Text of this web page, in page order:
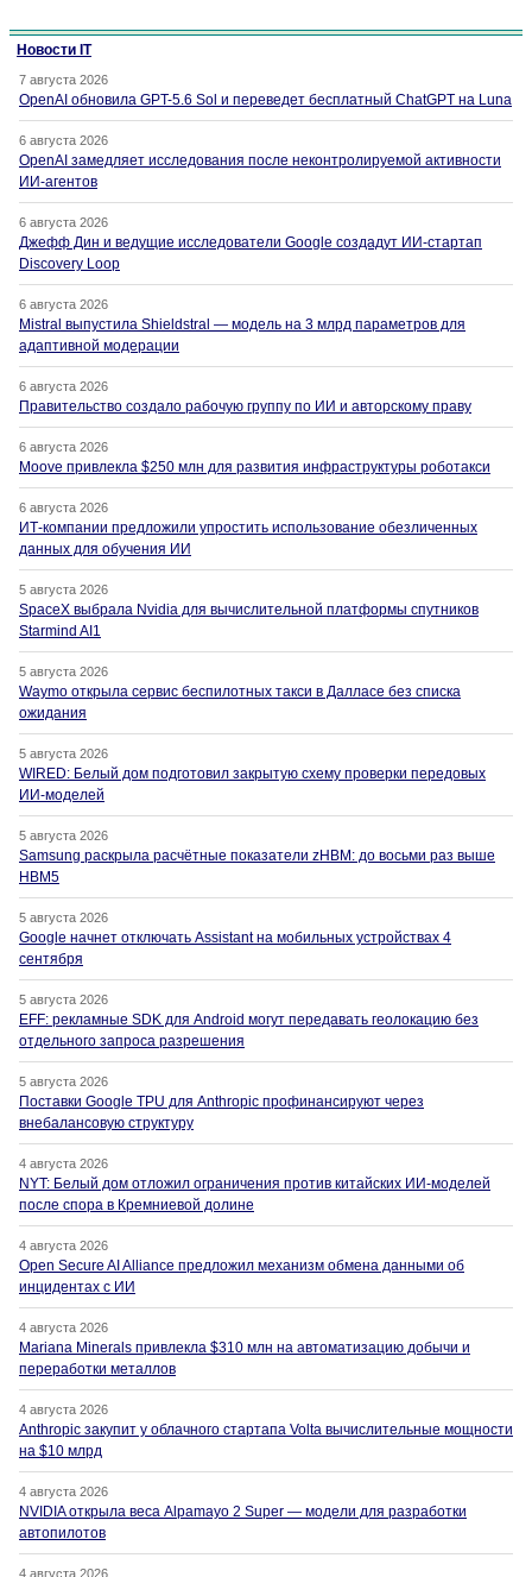
Новости IT
7 августа 2026
OpenAI обновила GPT-5.6 Sol и переведет бесплатный ChatGPT на Luna
6 августа 2026
OpenAI замедляет исследования после неконтролируемой активности
ИИ-агентов
6 августа 2026
Джефф Дин и ведущие исследователи Google создадут ИИ-стартап
Discovery Loop
6 августа 2026
Mistral выпустила Shieldstral — модель на 3 млрд параметров для
адаптивной модерации
6 августа 2026
Правительство создало рабочую группу по ИИ и авторскому праву
6 августа 2026
Moove привлекла $250 млн для развития инфраструктуры роботакси
6 августа 2026
ИТ-компании предложили упростить использование обезличенных
данных для обучения ИИ
5 августа 2026
SpaceX выбрала Nvidia для вычислительной платформы спутников
Starmind AI1
5 августа 2026
Waymo открыла сервис беспилотных такси в Далласе без списка
ожидания
5 августа 2026
WIRED: Белый дом подготовил закрытую схему проверки передовых
ИИ-моделей
5 августа 2026
Samsung раскрыла расчётные показатели zHBM: до восьми раз выше
HBM5
5 августа 2026
Google начнет отключать Assistant на мобильных устройствах 4
сентября
5 августа 2026
EFF: рекламные SDK для Android могут передавать геолокацию без
отдельного запроса разрешения
5 августа 2026
Поставки Google TPU для Anthropic профинансируют через
внебалансовую структуру
4 августа 2026
NYT: Белый дом отложил ограничения против китайских ИИ-моделей
после спора в Кремниевой долине
4 августа 2026
Open Secure AI Alliance предложил механизм обмена данными об
инцидентах с ИИ
4 августа 2026
Mariana Minerals привлекла $310 млн на автоматизацию добычи и
переработки металлов
4 августа 2026
Anthropic закупит у облачного стартапа Volta вычислительные мощности
на $10 млрд
4 августа 2026
NVIDIA открыла веса Alpamayo 2 Super — модели для разработки
автопилотов
4 августа 2026